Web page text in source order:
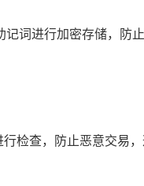
词进行加密存储，防
检查，防止恶意交易